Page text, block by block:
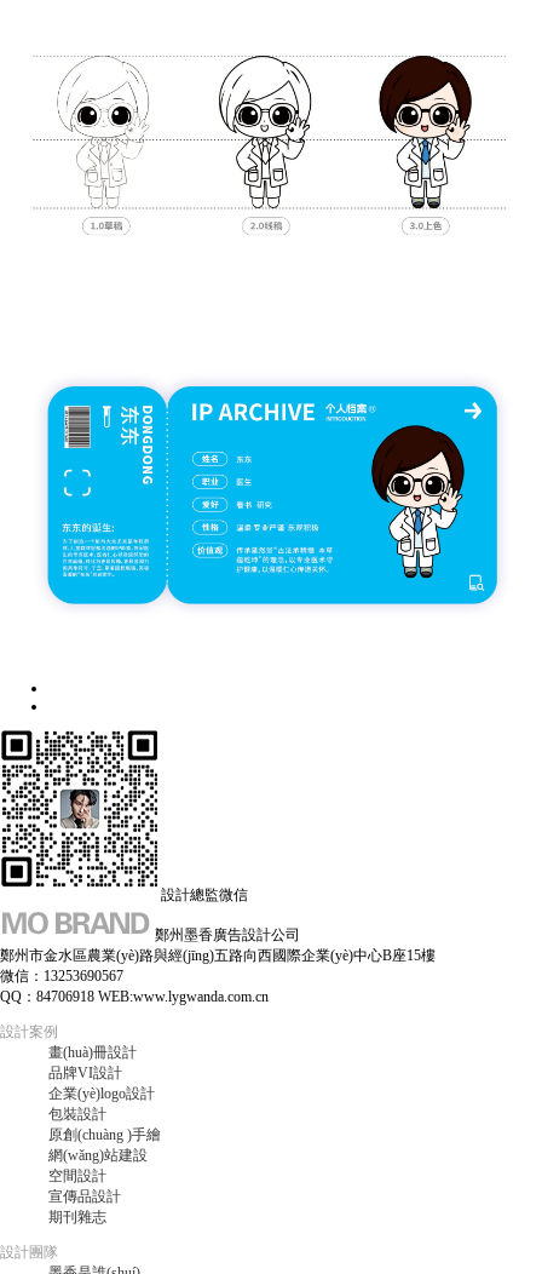
設計總監微信
鄭州墨香廣告設計公司
鄭州市金水區農業(yè)路與經(jīng)五路向西國際企業(yè)中心B座15樓
微信：13253690567
QQ：84706918 WEB:www.lygwanda.com.cn
設計案例
畫(huà)冊設計
品牌VI設計
企業(yè)logo設計
包裝設計
原創(chuàng )手繪
網(wǎng)站建設
空間設計
宣傳品設計
期刊雜志
設計團隊